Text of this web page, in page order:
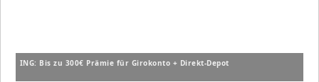
ING: Bis zu 300€ Prämie für Girokonto + Direkt-Depot